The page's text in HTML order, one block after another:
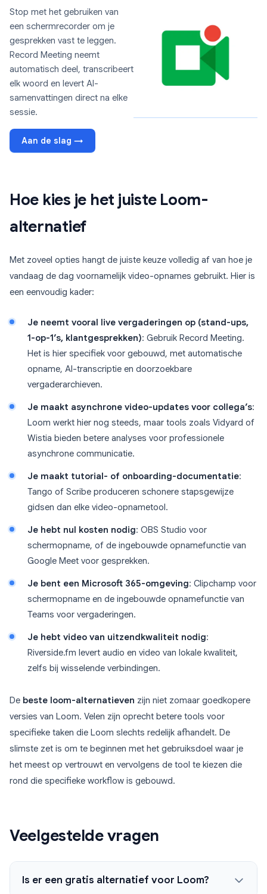
Stop met het gebruiken van
een schermrecorder om je
gesprekken vast te leggen.
Record Meeting neemt
automatisch deel, transcribeert
elk woord en levert AI-
samenvattingen direct na elke
sessie.
Aan de slag →
Hoe kies je het juiste Loom-
alternatief
Met zoveel opties hangt de juiste keuze volledig af van hoe je
vandaag de dag voornamelijk video-opnames gebruikt. Hier is
een eenvoudig kader:
Je neemt vooral live vergaderingen op (stand-ups,
1-op-1’s, klantgesprekken): Gebruik Record Meeting.
Het is hier specifiek voor gebouwd, met automatische
opname, AI-transcriptie en doorzoekbare
vergaderarchieven.
Je maakt asynchrone video-updates voor collega’s:
Loom werkt hier nog steeds, maar tools zoals Vidyard of
Wistia bieden betere analyses voor professionele
asynchrone communicatie.
Je maakt tutorial- of onboarding-documentatie:
Tango of Scribe produceren schonere stapsgewijze
gidsen dan elke video-opnametool.
Je hebt nul kosten nodig: OBS Studio voor
schermopname, of de ingebouwde opnamefunctie van
Google Meet voor gesprekken.
Je bent een Microsoft 365-omgeving: Clipchamp voor
schermopname en de ingebouwde opnamefunctie van
Teams voor vergaderingen.
Je hebt video van uitzendkwaliteit nodig:
Riverside.fm levert audio en video van lokale kwaliteit,
zelfs bij wisselende verbindingen.
De beste loom-alternatieven zijn niet zomaar goedkopere
versies van Loom. Velen zijn oprecht betere tools voor
specifieke taken die Loom slechts redelijk afhandelt. De
slimste zet is om te beginnen met het gebruiksdoel waar je
het meest op vertrouwt en vervolgens de tool te kiezen die
rond die specifieke workflow is gebouwd.
Veelgestelde vragen
Is er een gratis alternatief voor Loom?